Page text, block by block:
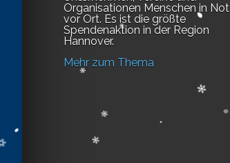
Organisationen Menschen in Not
vor Ort. Es ist die größte
Spendenaktion in der Region
Hannover.
Mehr zum Thema